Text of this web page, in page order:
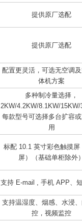
提供原厂选配
提供原厂选配
配置更灵活，可选无空调
体机方案
多种制冷量选择，
2KW/4.2KW/8.1KW/15KW/
每款型号可选择多台扩容
用
标配 10.1 英寸彩色触摸屏
屏）（基础单柜除外）
支持 E-mail , 手机 APP、
支持温湿度、烟感、水浸
控，视频监控